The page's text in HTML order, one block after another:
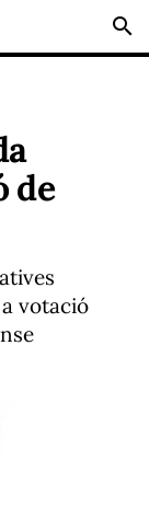
search
de
votació